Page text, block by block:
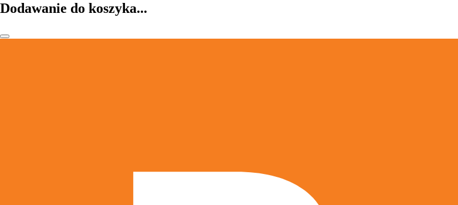
Dodawanie do koszyka...